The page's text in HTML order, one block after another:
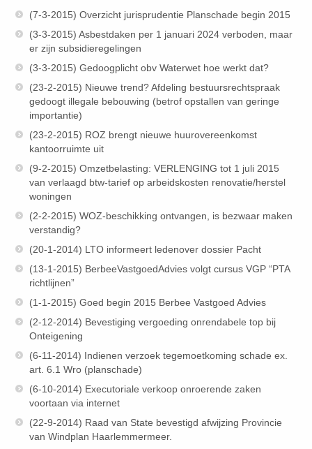
(7-3-2015) Overzicht jurisprudentie Planschade begin 2015
(3-3-2015) Asbestdaken per 1 januari 2024 verboden, maar
er zijn subsidieregelingen
(3-3-2015) Gedoogplicht obv Waterwet hoe werkt dat?
(23-2-2015) Nieuwe trend? Afdeling bestuursrechtspraak
gedoogt illegale bebouwing (betrof opstallen van geringe
importantie)
(23-2-2015) ROZ brengt nieuwe huurovereenkomst
kantoorruimte uit
(9-2-2015) Omzetbelasting: VERLENGING tot 1 juli 2015
van verlaagd btw-tarief op arbeidskosten renovatie/herstel
woningen
(2-2-2015) WOZ-beschikking ontvangen, is bezwaar maken
verstandig?
(20-1-2014) LTO informeert ledenover dossier Pacht
(13-1-2015) BerbeeVastgoedAdvies volgt cursus VGP “PTA
richtlijnen”
(1-1-2015) Goed begin 2015 Berbee Vastgoed Advies
(2-12-2014) Bevestiging vergoeding onrendabele top bij
Onteigening
(6-11-2014) Indienen verzoek tegemoetkoming schade ex.
art. 6.1 Wro (planschade)
(6-10-2014) Executoriale verkoop onroerende zaken
voortaan via internet
(22-9-2014) Raad van State bevestigd afwijzing Provincie
van Windplan Haarlemmermeer.